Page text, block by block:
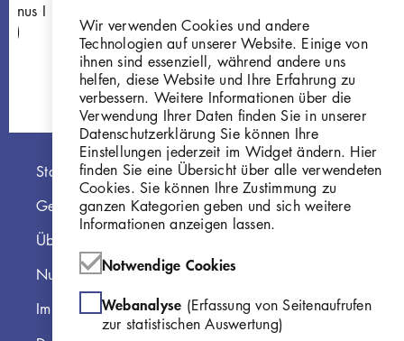
I (Mars
I
W 40.002
der Kämpfer)
W 40.003
Hauptnavigation
Startseite
Georg Kolbe Museum
Über die Online Sammlung
Nutzungshinweise
Impressum
Wir verwenden Cookies und andere
Technologien auf unserer Website. Einige von
ihnen sind essenziell, während andere uns
helfen, diese Website und Ihre Erfahrung zu
verbessern. Weitere Informationen über die
Verwendung Ihrer Daten finden Sie in unserer
Datenschutzerklärung Sie können Ihre
Einstellungen jederzeit im Widget ändern. Hier
finden Sie eine Übersicht über alle verwendeten
Cookies. Sie können Ihre Zustimmung zu
ganzen Kategorien geben und sich weitere
Informationen anzeigen lassen.
Notwendige Cookies
Webanalyse (Erfassung von Seitenaufrufen
zur statistischen Auswertung)